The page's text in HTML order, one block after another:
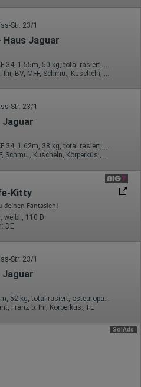
die Benutzung unserer
übermittelte IP-Adresse
Dabei können aus den
Nutzungsprofile der Nutzer
wird Google gegebenenfalls
dies gesetzlich
Dritte diese Daten im Auftrag
der Nutzer wird von
der Europäischen Union
des Abkommens über den
gekürzt, dies bedeutet, dass alle
Nur in Ausnahmefällen wird die
von Google in den USA
von dem Browser des Nutzers
sind folgende:
Add-ons
Suchmaschine oder
er auf weitere Seiten des
Str. 23/1
Haus Jaguar
22 Jahre, 75C, KF 34, 1.55m, 50 kg, total rasiert, mitteleuropäisch
69, NSa, Franz b. Ihr, BV, MFF, Schmu., Kuscheln, Körperküs.
Str. 23/1
Jaguar
30 Jahre, 80C, KF 34, 1.62m, 38 kg, total rasiert, osteuropäisch
ZK, NSa, BV, MFF, Schmu., Kuscheln, Körperküs., DSa
Kitty
deinen Fantasien!
weibl., 110 D
DE
Str. 23/1
Jaguar
75B, KF 34, 1.73m, 52 kg, total rasiert, osteuropäisch
Franz b. Ihr, Körperküs., FE
SolAds